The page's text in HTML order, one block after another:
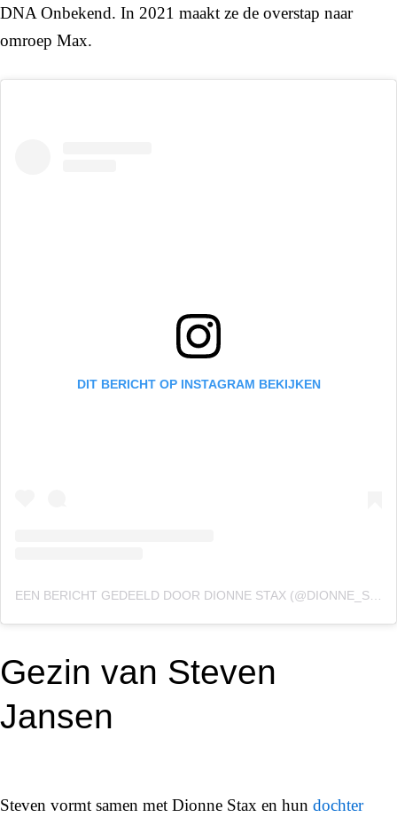
DNA Onbekend. In 2021 maakt ze de overstap naar
omroep Max.
DIT BERICHT OP INSTAGRAM BEKIJKEN
Gezin van Steven
Jansen
Steven vormt samen met Dionne Stax en hun dochter